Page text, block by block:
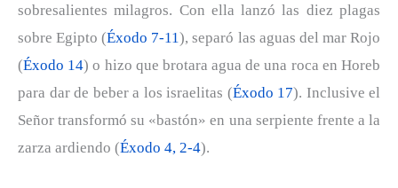
sobresalientes milagros. Con ella lanzó las diez plagas
sobre Egipto (Éxodo 7-11), separó las aguas del mar Rojo
(Éxodo 14) o hizo que brotara agua de una roca en Horeb
para dar de beber a los israelitas (Éxodo 17). Inclusive el
Señor transformó su «bastón» en una serpiente frente a la
zarza ardiendo (Éxodo 4, 2-4).